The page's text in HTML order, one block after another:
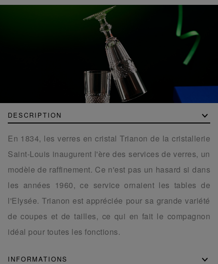
DESCRIPTION
En 1834, les verres en cristal Trianon de la cristallerie
Saint-Louis inaugurent l'ère des services de verres, un
modèle de raffinement. Ce n'est pas un hasard si dans
les années 1960, ce service ornaient les tables de
l'Elysée. Trianon est appréciée pour sa grande variété
de coupes et de tailles, ce qui en fait le compagnon
idéal pour toutes les fonctions.
INFORMATIONS